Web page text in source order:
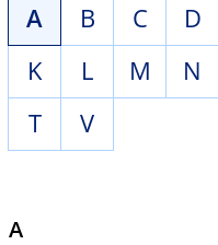
A B C D
K
L M N
T
V
A